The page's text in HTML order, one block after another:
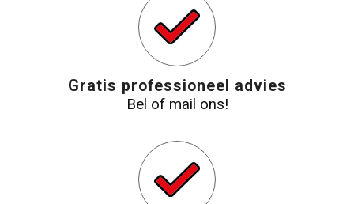
Gratis professioneel advies
Bel of mail ons!